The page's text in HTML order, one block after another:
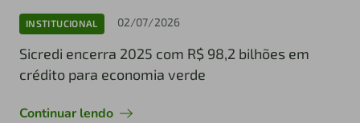
INSTITUCIONAL 02/07/2026
Sicredi encerra 2025 com R$ 98,2 bilhões em
crédito para economia verde
Continuar lendo